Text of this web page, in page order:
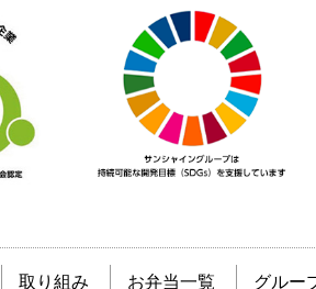
取り組み お弁当一覧 グルー